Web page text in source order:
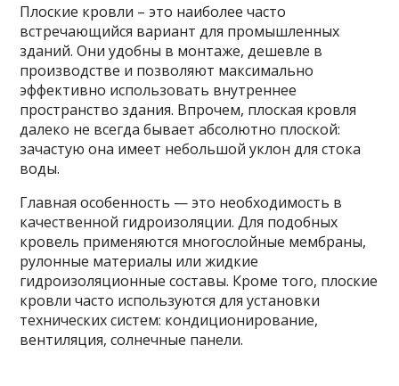
Плоские кровли – это наиболее часто
встречающийся вариант для промышленных
зданий. Они удобны в монтаже, дешевле в
производстве и позволяют максимально
эффективно использовать внутреннее
пространство здания. Впрочем, плоская кровля
далеко не всегда бывает абсолютно плоской:
зачастую она имеет небольшой уклон для стока
воды.
Главная особенность — это необходимость в
качественной гидроизоляции. Для подобных
кровель применяются многослойные мембраны,
рулонные материалы или жидкие
гидроизоляционные составы. Кроме того, плоские
кровли часто используются для установки
технических систем: кондиционирование,
вентиляция, солнечные панели.